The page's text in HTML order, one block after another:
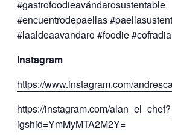
#gastrofoodieavándarosustentable
#encuentrodepaellas
#laaldeaavandaro #foodie
Instagram
https://www.instagram.com/
https://instagram.com/alan_el_chef?
igshid=YmMyMTA2M2Y=